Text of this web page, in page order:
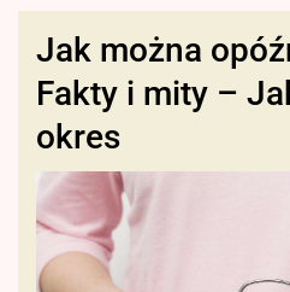
Jak można
Fakty i mity –
okres